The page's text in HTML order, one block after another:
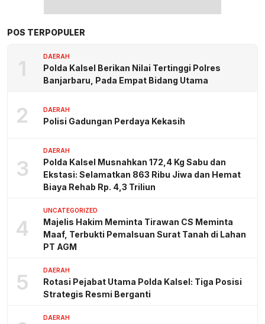
POS TERPOPULER
1 DAERAH
Polda Kalsel Berikan Nilai Tertinggi Polres
Banjarbaru, Pada Empat Bidang Utama
2 DAERAH
Polisi Gadungan Perdaya Kekasih
3
DAERAH
Polda Kalsel Musnahkan 172,4 Kg Sabu dan
Ekstasi: Selamatkan 863 Ribu Jiwa dan Hemat
Biaya Rehab Rp. 4,3 Triliun
4
UNCATEGORIZED
Majelis Hakim Meminta Tirawan CS Meminta
Maaf, Terbukti Pemalsuan Surat Tanah di Lahan
PT AGM
5 DAERAH
Rotasi Pejabat Utama Polda Kalsel: Tiga Posisi
Strategis Resmi Berganti
DAERAH